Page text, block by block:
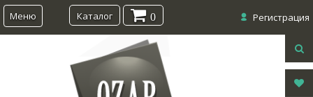
Меню Регистрация
Каталог 0